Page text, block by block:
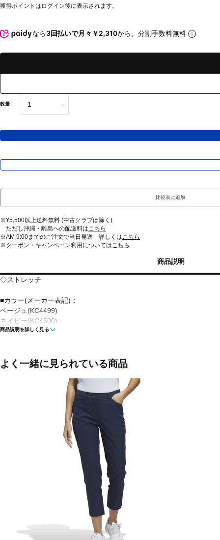
獲得ポイントはログイン後に表示されます。
なら3回払いで月々￥2,310から。分割手数料無料
数量
比較表に追加
※¥5,500以上送料無料 (中古クラブは除く)
ただし沖縄・離島への配送料は こちら
※AM 9:00までのご注文で当日発送 詳しくは こちら
※クーポン・キャンペーン利用については こちら
商品説明
◇ストレッチ
■カラー(メーカー表記)：
ベージュ(KC4499)
ネイビー(KC4500)
■生産国：インドネシア
■メーカー型番：KC4499, KC4500
商品説明を詳しく見る
よく一緒に見られている商品